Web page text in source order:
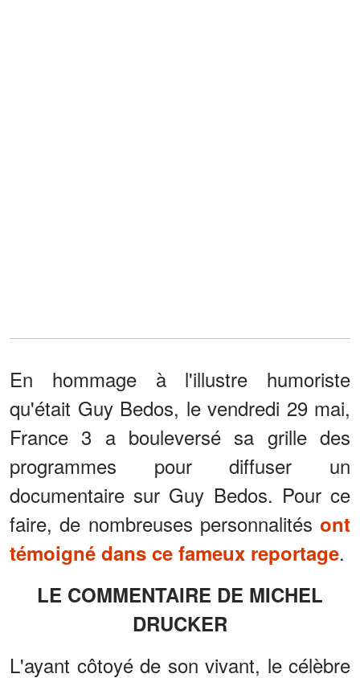
En hommage à l'illustre humoriste
qu'était Guy Bedos, le vendredi 29 mai,
France 3 a bouleversé sa grille des
programmes pour diffuser un
documentaire sur Guy Bedos. Pour ce
faire, de nombreuses personnalités ont
témoigné dans ce fameux reportage.
LE COMMENTAIRE DE MICHEL
DRUCKER
L'ayant côtoyé de son vivant, le célèbre